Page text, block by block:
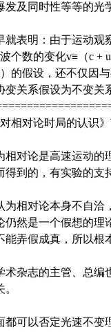
及同时性等等的光
表明：由于运动观
个数的变化v≡（c +
的假设，还不仅因
关系假设为不变关
对论时局的认识
对论是高速运动的
得到的，有实验的
相对论本身不自洽
仍然是一个假想的
弄假成真，所以根
杂志的主管、总编
都可以否定光速不